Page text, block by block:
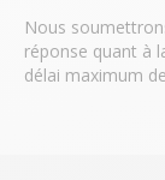
Nous
réponse quant à
délai maximum de